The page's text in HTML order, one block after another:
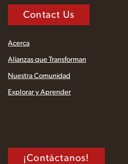
Contact Us
Acerca
Alianzas que Transforman
Nuestra Comunidad
Explorar y Aprender
¡Contáctanos!